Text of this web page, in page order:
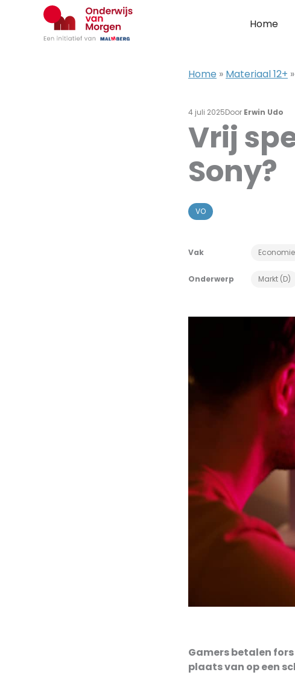
Home
Home » Materiaal 12+ »
4 juli 2025Door Erwin Udo
VO
Vak Economie
Onderwerp Markt (D)
Vrij
Sony?
Gamers betalen
plaats van op een